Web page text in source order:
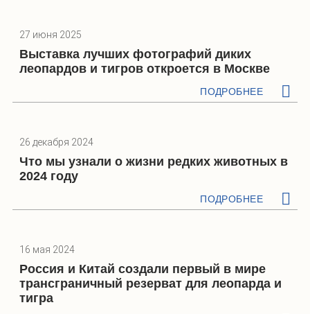
27 июня 2025
Выставка лучших фотографий диких
леопардов и тигров откроется в Москве
ПОДРОБНЕЕ
26 декабря 2024
Что мы узнали о жизни редких животных в
2024 году
ПОДРОБНЕЕ
16 мая 2024
Россия и Китай создали первый в мире
трансграничный резерват для леопарда и
тигра